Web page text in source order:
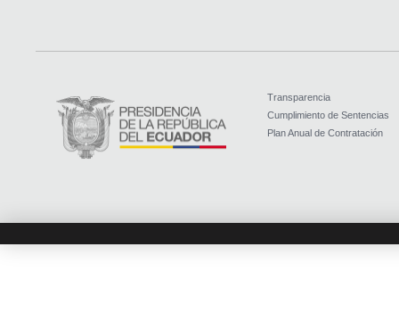
Transparencia
Cumplimiento de Sentencias
Plan Anual de Contratación